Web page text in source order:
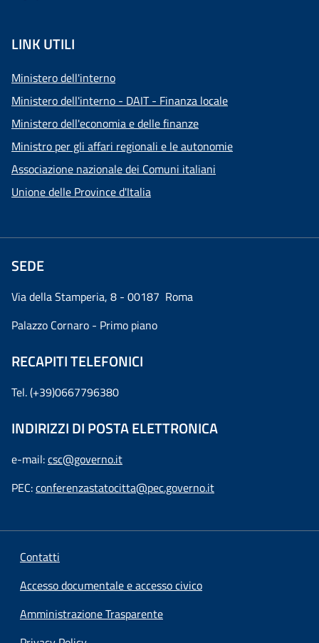
LINK UTILI
Ministero dell'interno
Ministero dell'interno - DAIT - Finanza locale
Ministero dell'economia e delle finanze
Ministro per gli affari regionali e le autonomie
Associazione nazionale dei Comuni italiani
Unione delle Province d'Italia
SEDE
Via della Stamperia, 8 - 00187 Roma
Palazzo Cornaro - Primo piano
RECAPITI TELEFONICI
Tel. (+39)0667796380
INDIRIZZI DI POSTA ELETTRONICA
e-mail:csc@governo.it
PEC:conferenzastatocitta@pec.governo.it
Contatti
Accesso documentale e accesso civico
Amministrazione Trasparente